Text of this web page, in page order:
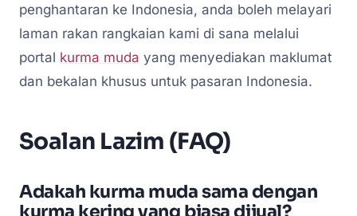
penghantaran ke Indonesia, anda boleh melayari
laman rakan rangkaian kami di sana melalui
portal kurma muda yang menyediakan maklumat
dan bekalan khusus untuk pasaran Indonesia.
Soalan Lazim (FAQ)
Adakah kurma muda sama dengan
kurma kering yang biasa dijual?